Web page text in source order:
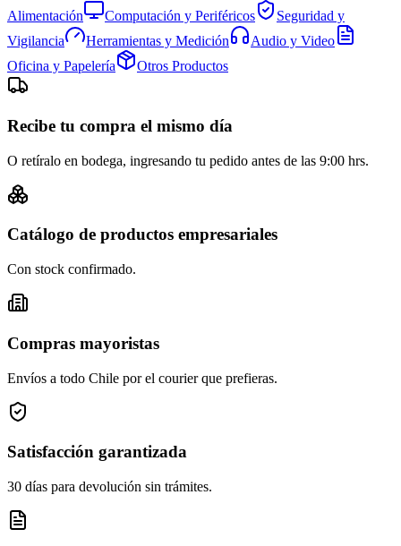
Alimentación
Computación y Periféricos
Seguridad y
Vigilancia
Herramientas y Medición
Audio y Video
Oficina y Papelería
Otros Productos
Recibe tu compra el mismo día
O retíralo en bodega, ingresando tu pedido antes de las 9:00 hrs.
Catálogo de productos empresariales
Con stock confirmado.
Compras mayoristas
Envíos a todo Chile por el courier que prefieras.
Satisfacción garantizada
30 días para devolución sin trámites.